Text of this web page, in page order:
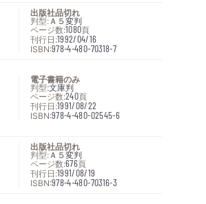
出版社品切れ
判型:Ａ５変判
ページ数:1080頁
刊行日:1992/04/16
ISBN:978-4-480-70318-7
電子書籍のみ
判型:文庫判
ページ数:240頁
刊行日:1991/08/22
ISBN:978-4-480-02545-6
出版社品切れ
判型: Ａ５変判
ページ数:676頁
刊行日:1991/08/19
ISBN:978-4-480-70316-3